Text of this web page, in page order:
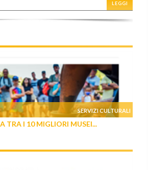
LEGGI
SERVIZI CULTURALI
TRA I 10 MIGLIORI MUSEI...